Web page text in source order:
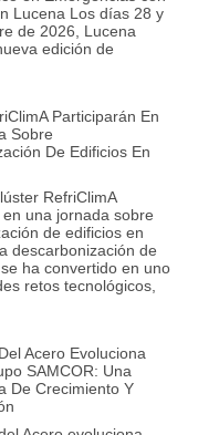
Lucena Los días 28 y
de 2026, Lucena
edición de
Participarán En
Sobre
De Edificios En
RefriClimA
una jornada sobre
de edificios en
descarbonización de
ha convertido en uno
retos tecnológicos,
Acero Evoluciona
SAMCOR: Una
De Crecimiento Y